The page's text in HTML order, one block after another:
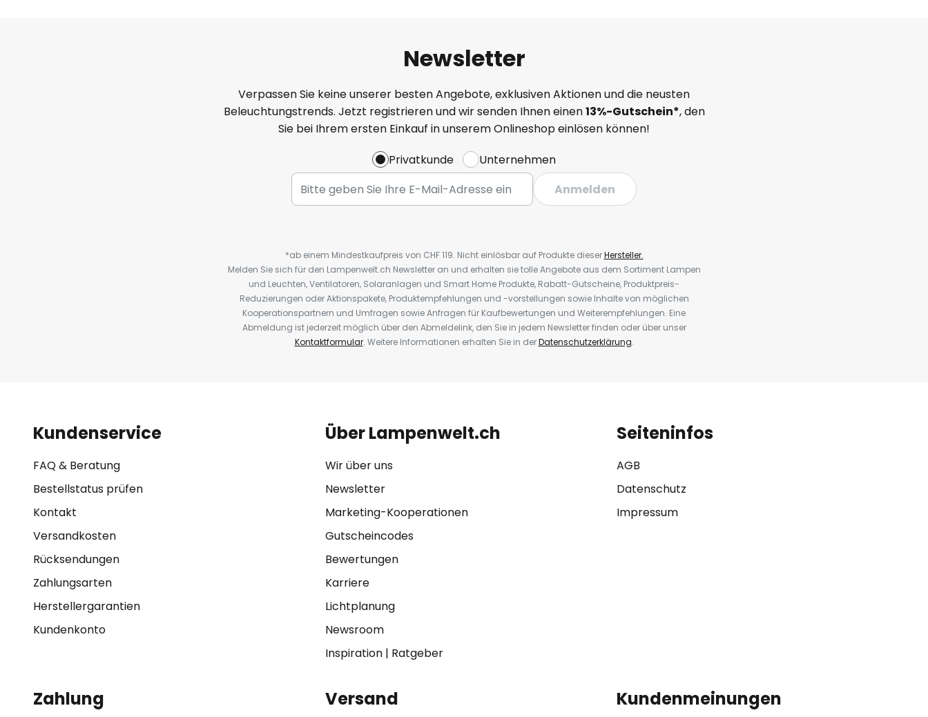
Newsletter
Verpassen Sie keine unserer besten Angebote, exklusiven Aktionen und die neusten
Beleuchtungstrends. Jetzt registrieren und wir senden Ihnen einen13%-Gutschein*, den
Sie bei Ihrem ersten Einkauf in unserem Onlineshop einlösen können!
Privatkunde
Unternehmen
Anmelden
*ab einem Mindestkaufpreis von CHF 119. Nicht einlösbar auf Produkte dieserHersteller.
Melden Sie sich für den Lampenwelt.ch Newsletter an und erhalten sie tolle Angebote aus dem Sortiment Lampen
und Leuchten, Ventilatoren, Solaranlagen und Smart Home Produkte, Rabatt-Gutscheine, Produktpreis-
Reduzierungen oder Aktionspakete, Produktempfehlungen und -vorstellungen sowie Inhalte von möglichen
Kooperationspartnern und Umfragen sowie Anfragen für Kaufbewertungen und Weiterempfehlungen. Eine
Abmeldung ist jederzeit möglich über den Abmeldelink, den Sie in jedem Newsletter finden oder über unser
Kontaktformular. Weitere Informationen erhalten Sie in derDatenschutzerklärung.
Kundenservice
FAQ & Beratung
Bestellstatus prüfen
Kontakt
Versandkosten
Rücksendungen
Zahlungsarten
Herstellergarantien
Kundenkonto
Über Lampenwelt.ch
Wir über uns
Newsletter
Marketing-Kooperationen
Gutscheincodes
Bewertungen
Karriere
Lichtplanung
Newsroom
Inspiration| Ratgeber
Seiteninfos
AGB
Datenschutz
Impressum
Zahlung Versand Kundenmeinungen